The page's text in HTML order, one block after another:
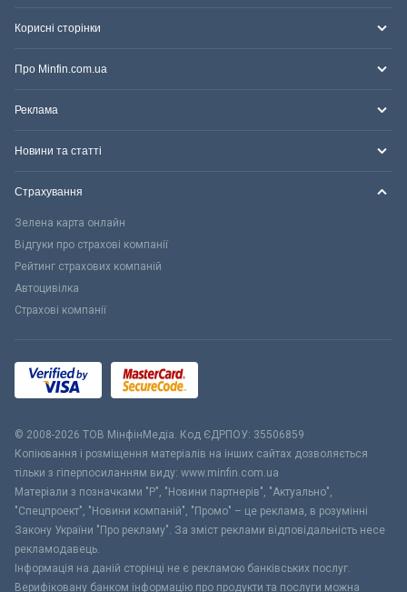
Корисні сторінки
Про Minfin.com.ua
Реклама
Новини та статті
Страхування
Зелена карта онлайн
Відгуки про страхові компанії
Рейтинг страхових компаній
Автоцивілка
Страхові компанії
© 2008-2026 ТОВ МiнфiнМедiа. Код ЄДРПОУ: 35506859
Копіювання і розміщення матеріалів на інших сайтах дозволяється
тільки з гіперпосиланням виду: www.minfin.com.ua
Матеріали з позначками "Р", "Новини партнерів", "Актуально",
"Спецпроект", "Новини компаній", "Промо" – це реклама, в розумінні
Закону України "Про рекламу". За зміст реклами відповідальність несе
рекламодавець.
Інформація на даній сторінці не є рекламою банківських послуг.
Верифіковану банком інформацію про продукти та послуги можна